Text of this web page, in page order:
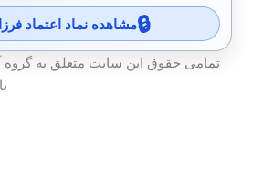
مشاهده نماد اعتماد
تمامی حقوق این سایت متعلق به